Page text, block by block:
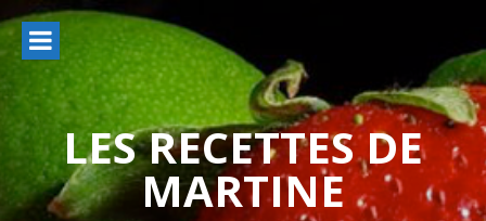
Aller
au
contenu
LES RECETTES DE
MARTINE